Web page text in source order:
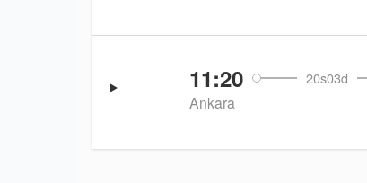
11:20 20s03d
Ankara